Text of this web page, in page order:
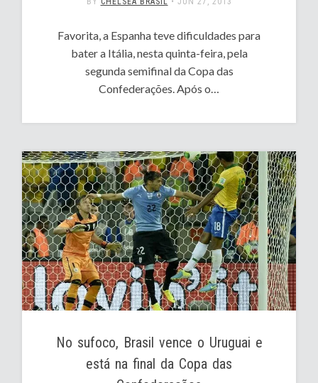
Favorita, a Espanha teve dificuldades para
bater a Itália, nesta quinta-feira, pela
segunda semifinal da Copa das
Confederações. Após o…
No sufoco, Brasil vence o Uruguai e
está na final da Copa das